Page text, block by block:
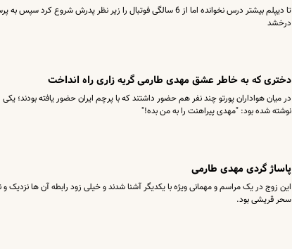
تا دیپلم بیشتر درس نخوانده اما از 6 سالگی فوتبال را زیر نظر پدرش
درخشد
دختری که به خاطر عشق مهدی طارمی گریه زاری راه انداخت
در میان هواداران پورتو چند نفر هم حضور داشتند که با پرچم ایران حضور یافته
نوشته شده بود: "مهدی پیراهنت را به من بده!"
پاساژ گردی مهدی طارمی
این زوج در یک مراسم و مهمانی ویژه با یکدیگر آشنا شدند و خیلی زود رابطه آن ها
سحر قریشی بود.